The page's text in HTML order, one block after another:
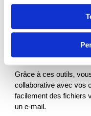
la limite d’envoi,
plus rapide et de la
la fois. Vous aurez le
Grâce à ces outils,
collaborative avec vos
facilement des fichiers
un e-mail.